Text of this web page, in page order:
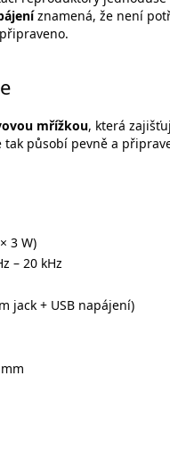
znamená, že není
mřížkou, která
působí pevně a
3 W)
– 20 kHz
jack + USB napájení)